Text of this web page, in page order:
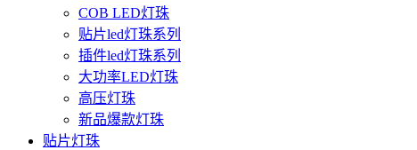
COB LED灯珠
贴片led灯珠系列
插件led灯珠系列
大功率LED灯珠
高压灯珠
新品爆款灯珠
贴片灯珠